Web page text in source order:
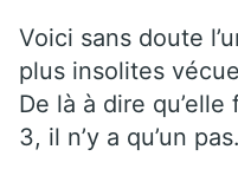
Voici sans doute
plus insolites
De là à dire
3, il n’y a qu’un pas.